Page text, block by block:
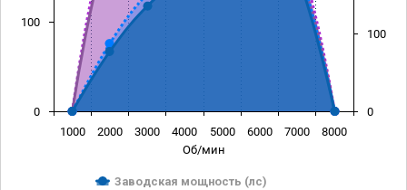
Об/мин
Заводская мощность (лс)
1000 2000 3000 4000 5000 6000 7000 8000
0
100
0
100